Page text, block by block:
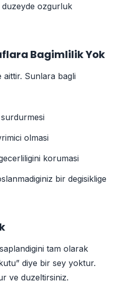
ozgurluk
Bagimlilik Yok
aittir. Sunlara bagli
olmasi
korumasi
bir degisiklige
tam olarak
diye bir sey yoktur.
ve duzeltirsiniz.